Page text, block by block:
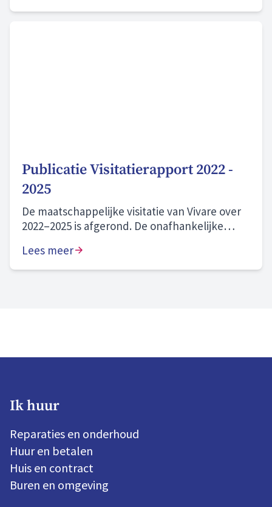
Publicatie Visitatierapport 2022 -
2025
De maatschappelijke visitatie van Vivare over
2022–2025 is afgerond. De onafhankelijke
“naar behoren” en onze zichtbare
aanwezigheid in onze gemeenten en wijken
Lees meer
Ik huur
Reparaties en onderhoud
Huur en betalen
Huis en contract
Buren en omgeving